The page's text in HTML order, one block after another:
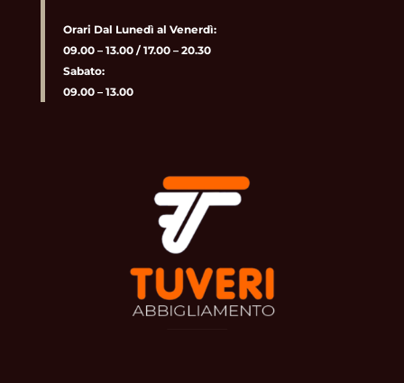
Orari Dal Lunedì al Venerdì:
09.00 – 13.00 / 17.00 – 20.30
Sabato:
09.00 – 13.00